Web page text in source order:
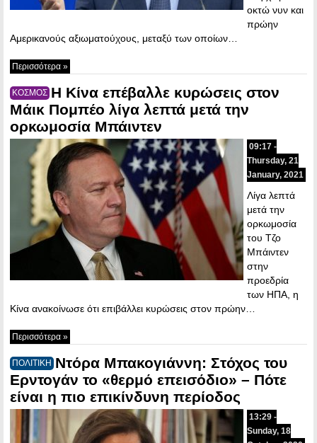
οκτώ νυν και
πρώην
Αμερικανούς αξιωματούχους, μεταξύ των οποίων…
Περισσότερα »
ΚΟΣΜΟΣ Η Κίνα επέβαλλε κυρώσεις στον
Μάικ Πομπέο λίγα λεπτά μετά την
ορκωμοσία Μπάιντεν
09:17 -
Thursday, 21
January, 2021
Λίγα λεπτά
μετά την
ορκωμοσία
του Τζο
Μπάιντεν
στην
προεδρία
των ΗΠΑ, η
Κίνα ανακοίνωσε ότι επιβάλλει κυρώσεις στον πρώην…
Περισσότερα »
ΠΟΛΙΤΙΚΗ Ντόρα Μπακογιάννη: Στόχος του
Ερντογάν το «θερμό επεισόδιο» – Πότε
είναι η πιο επικίνδυνη περίοδος
13:29 -
Sunday, 18